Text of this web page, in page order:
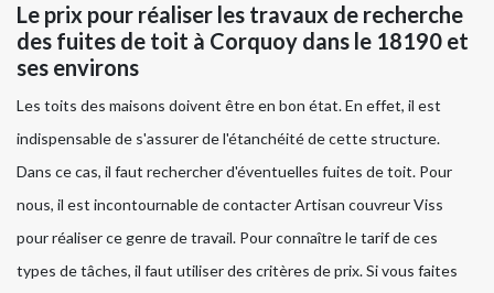
Le prix pour réaliser les travaux de recherche
des fuites de toit à Corquoy dans le 18190 et
ses environs
Les toits des maisons doivent être en bon état. En effet, il est
indispensable de s'assurer de l'étanchéité de cette structure.
Dans ce cas, il faut rechercher d'éventuelles fuites de toit. Pour
nous, il est incontournable de contacter Artisan couvreur Viss
pour réaliser ce genre de travail. Pour connaître le tarif de ces
types de tâches, il faut utiliser des critères de prix. Si vous faites